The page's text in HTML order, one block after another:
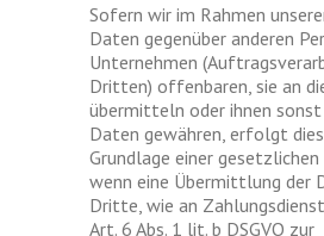
Sofern wir im Rahmen
Daten gegenüber anderen
Unternehmen
Dritten) offenbaren, sie an
übermitteln oder ihnen
Daten gewähren, erfolgt
Grundlage einer gesetzlichen
wenn eine Übermittlung der
Dritte, wie an
Art. 6 Abs. 1 lit. b DSGVO zur